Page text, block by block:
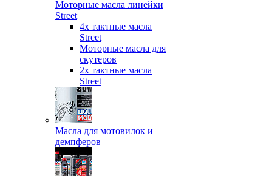
Моторные масла линейки
Street
4х тактные масла
Street
Моторные масла для
скутеров
2х тактные масла
Street
Масла для мотовилок и
демпферов